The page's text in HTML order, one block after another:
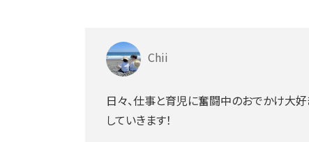
Chii
日々、仕事と育児に奮闘中のおでかけ大
していきます！